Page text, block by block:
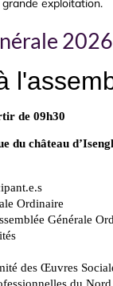
exploitation.
2026